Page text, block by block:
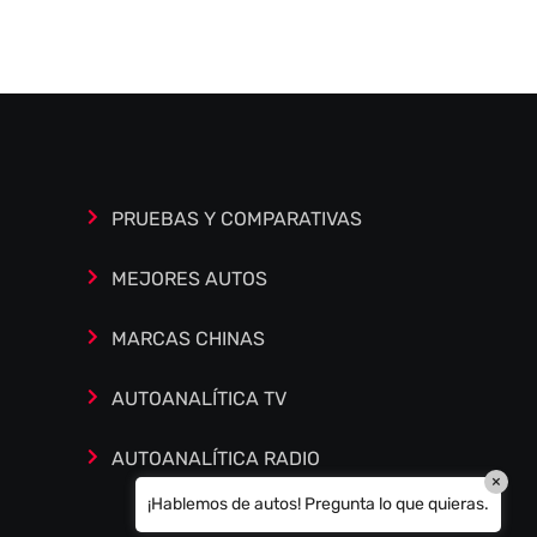
PRUEBAS Y COMPARATIVAS
MEJORES AUTOS
MARCAS CHINAS
AUTOANALÍTICA TV
AUTOANALÍTICA RADIO
IA en desarrollo. Autoanalítica optimiza
¡Hablemos de autos! Pregunta lo que quieras.
×